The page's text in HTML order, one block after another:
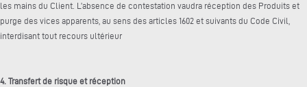
les mains du Client. L’absence de contestation vaudra réception des Produits et
purge des vices apparents, au sens des articles 1602 et suivants du Code Civil,
interdisant tout recours ultérieur
4. Transfert de risque et réception